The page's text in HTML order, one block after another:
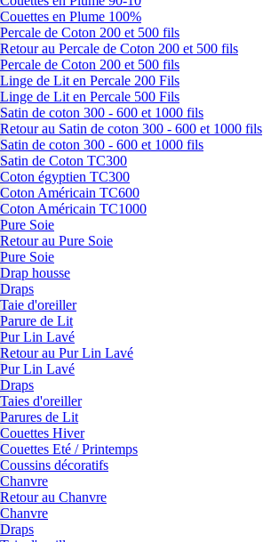
Couettes en Plume 100%
Percale de Coton 200 et 500 fils
Retour au Percale de Coton 200 et 500 fils
Percale de Coton 200 et 500 fils
Linge de Lit en Percale 200 Fils
Linge de Lit en Percale 500 Fils
Satin de coton 300 - 600 et 1000 fils
Retour au Satin de coton 300 - 600 et 1000 fils
Satin de coton 300 - 600 et 1000 fils
Satin de Coton TC300
Coton égyptien TC300
Coton Américain TC600
Coton Américain TC1000
Pure Soie
Retour au Pure Soie
Pure Soie
Drap housse
Draps
Taie d'oreiller
Parure de Lit
Pur Lin Lavé
Retour au Pur Lin Lavé
Pur Lin Lavé
Draps
Taies d'oreiller
Parures de Lit
Couettes Hiver
Couettes Eté / Printemps
Coussins décoratifs
Chanvre
Retour au Chanvre
Chanvre
Draps